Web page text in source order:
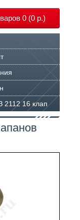
0 (0 р.)
2112 16 клап